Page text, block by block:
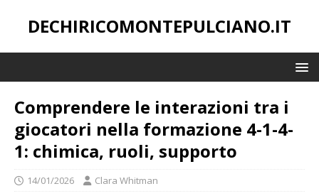
DECHIRICOMONTEPULCIANO.IT
Comprendere le interazioni tra i
giocatori nella formazione 4-1-4-
1: chimica, ruoli, supporto
14/01/2026 Clara Whitman